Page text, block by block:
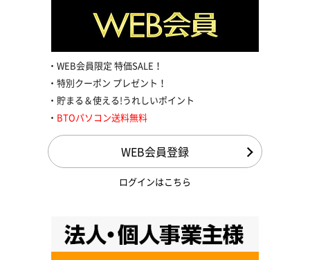
WEB会員限定 特価SALE！
特別クーポン プレゼント！
貯まる＆使える!うれしいポイント
BTOパソコン送料無料
WEB会員登録
ログインはこちら